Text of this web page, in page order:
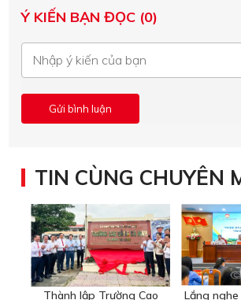
Ý KIẾN BẠN ĐỌC (0)
TIN CÙNG CHUYÊN
Thành lập Trường Cao Lắng